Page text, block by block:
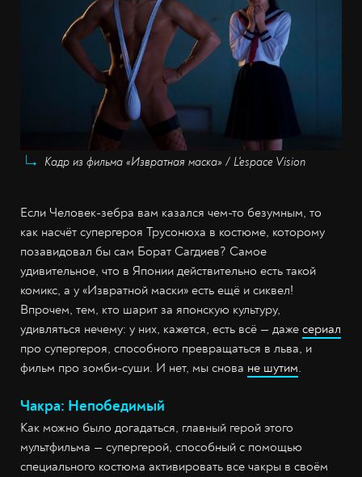
Кадр из фильма «Извратная маска» / L'espace Vision
Если Человек-зебра вам казался чем-то безумным, то
как насчёт супергероя Трусонюха в костюме, которому
позавидовал бы сам Борат Сагдиев? Самое
удивительное, что в Японии действительно есть такой
комикс, а у «Извратной маски» есть ещё и сиквел!
Впрочем, тем, кто шарит за японскую культуру,
удивляться нечему: у них, кажется, есть всё — даже сериал
про супергероя, способного превращаться в льва, и
фильм про зомби-суши. И нет, мы снова не шутим.
Чакра: Непобедимый
Как можно было догадаться, главный герой этого
мультфильма — супергерой, способный с помощью
специального костюма активировать все чакры в своём